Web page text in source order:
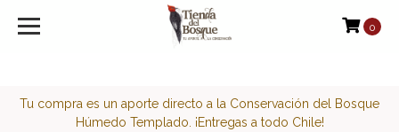
<script>function loadScript(a){var
Tu compra es un aporte directo a la Conservación del Bosque
Húmedo Templado. ¡Entregas a todo Chile!
0